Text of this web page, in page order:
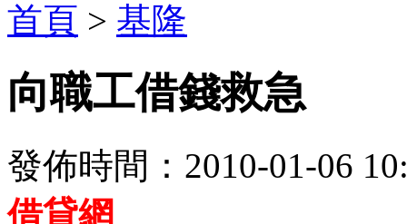
首頁 > 基隆
向職工借錢救急
發佈時間：2010-01-06
借貸網